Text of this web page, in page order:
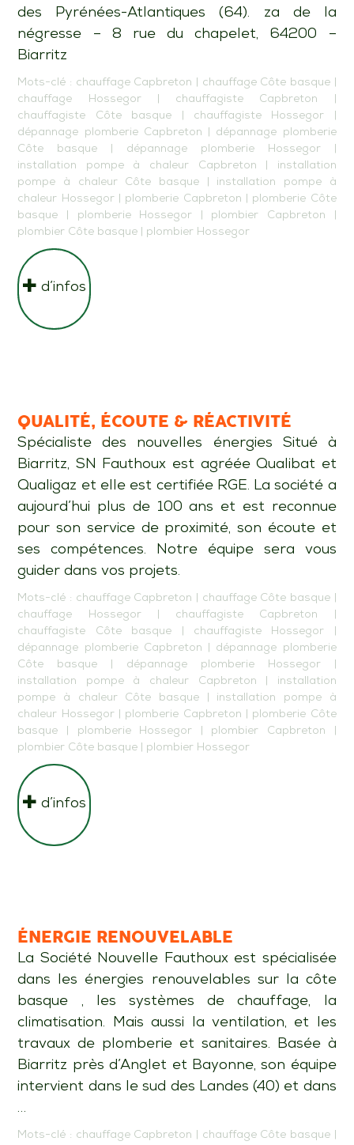
des Pyrénées-Atlantiques (64). za de la
négresse – 8 rue du chapelet, 64200 –
Biarritz
Mots-clé : chauffage Capbreton chauffage Côte basque|
chauffage Hossegor| chauffagiste Capbreton
chauffagiste Côte basque
chauffagiste Hossegor
dépannage plomberie Capbreton
dépannage plomberie
Côte basque
dépannage plomberie Hossegor|
installation pompe à chaleur Capbreton
installation
pompe à chaleur Côte basque
installation pompe à
chaleur Hossegor| plomberie Capbreton
plomberie Côte
basque
plomberie Hossegor plombier Capbreton
plombier Côte basque
plombier Hossegor
d’infos
QUALITÉ, ÉCOUTE & RÉACTIVITÉ
Spécialiste des nouvelles énergies Situé à
Biarritz, SN Fauthoux est agréée Qualibat et
Qualigaz et elle est certifiée RGE. La société a
aujourd’hui plus de 100 ans et est reconnue
pour son service de proximité, son écoute et
ses compétences. Notre équipe sera vous
guider dans vos projets.
Mots-clé : chauffage Capbreton chauffage Côte basque|
chauffage Hossegor| chauffagiste Capbreton
chauffagiste Côte basque
chauffagiste Hossegor
dépannage plomberie Capbreton
dépannage plomberie
Côte basque
dépannage plomberie Hossegor|
installation pompe à chaleur Capbreton
installation
pompe à chaleur Côte basque
installation pompe à
chaleur Hossegor| plomberie Capbreton
plomberie Côte
basque
plomberie Hossegor plombier Capbreton
plombier Côte basque
plombier Hossegor
d’infos
ÉNERGIE RENOUVELABLE
La Société Nouvelle Fauthoux est spécialisée
dans les énergies renouvelables sur la côte
basque , les systèmes de chauffage, la
climatisation. Mais aussi la ventilation, et les
travaux de plomberie et sanitaires. Basée à
Biarritz près d’Anglet et Bayonne, son équipe
intervient dans le sud des Landes (40) et dans
…
Mots-clé : chauffage Capbreton chauffage Côte basque|